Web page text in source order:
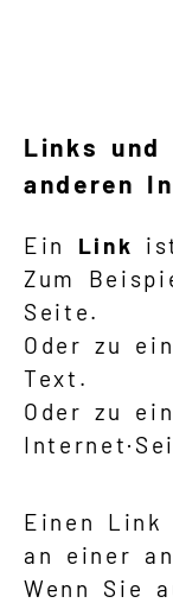
Links und
anderen
Ein Link
Zum
Seite.
Oder zu
Text.
Oder zu
Einen Link
an einer
Wenn Sie